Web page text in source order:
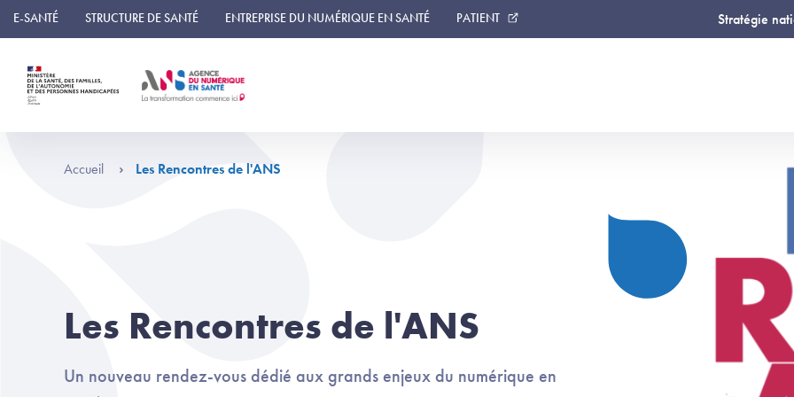
Panneau de gestion des cookies
E-SANTÉ STRUCTURE DE SANTÉ ENTREPRISE DU NUMÉRIQUE EN SANTÉ PATIENT Stratégie
Accueil Les Rencontres de l'ANS
Les Rencontres de l'ANS
Un nouveau rendez-vous dédié aux grands enjeux du numérique en